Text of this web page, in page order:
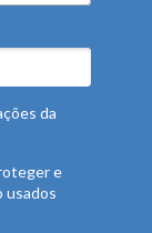
da
e
usados